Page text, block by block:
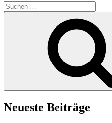
Suchen
nach:
Neueste Beiträge